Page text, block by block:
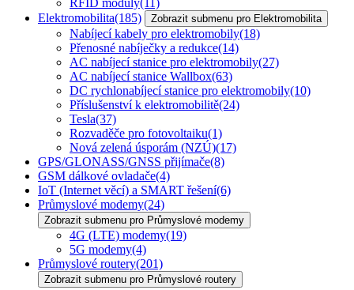
RFID moduly(11)
Elektromobilita(185) Zobrazit submenu pro Elektromobilita
Nabíjecí kabely pro elektromobily(18)
Přenosné nabíječky a redukce(14)
AC nabíjecí stanice pro elektromobily(27)
AC nabíjecí stanice Wallbox(63)
DC rychlonabíjecí stanice pro elektromobily(10)
Příslušenství k elektromobilitě(24)
Tesla(37)
Rozvaděče pro fotovoltaiku(1)
Nová zelená úsporám (NZÚ)(17)
GPS/GLONASS/GNSS přijímače(8)
GSM dálkové ovladače(4)
IoT (Internet věcí) a SMART řešení(6)
Průmyslové modemy(24)
Zobrazit submenu pro Průmyslové modemy
4G (LTE) modemy(19)
5G modemy(4)
Průmyslové routery(201)
Zobrazit submenu pro Průmyslové routery